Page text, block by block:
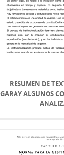
RESUMEN DE
GARAY ALGUNOS